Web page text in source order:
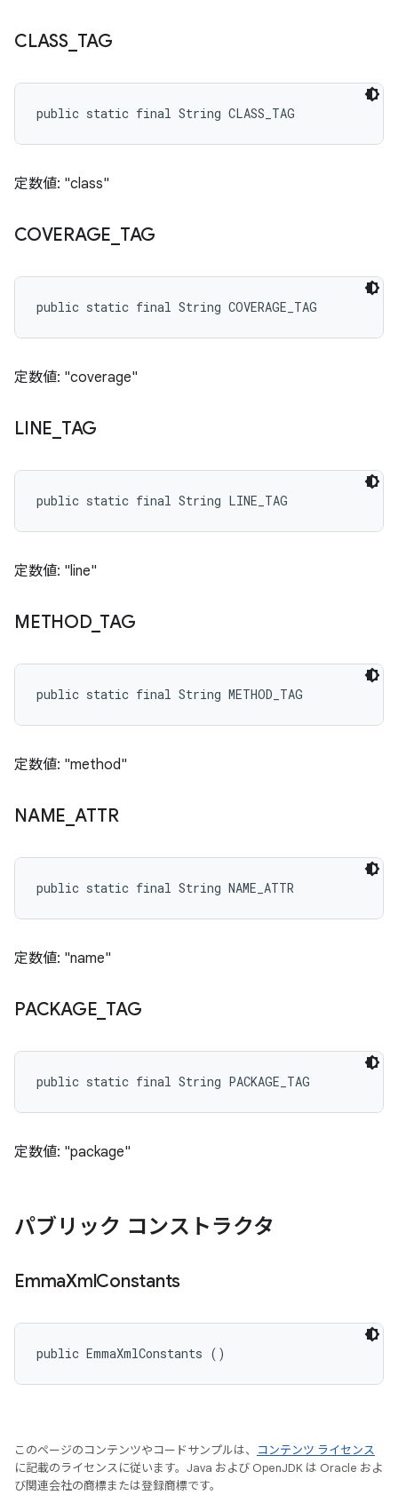
CLASS_ TAG
public static final String CLASS_TAG
定数値: "class"
COVERAGE TAG
public static final String COVERAGE_TAG
定数値: "coverage"
LINE TAG
public static final String LINE_TAG
定数値: "line"
METHOD_ TAG
public static final String METHOD_TAG
定数値: "method"
NAME ATTR
public static final String NAME_ATTR
定数値: "name"
PACKAGE TAG
public static final String PACKAGE_TAG
定数値: "package"
パブリック コンストラクタ
EmmaXmlConstants
public EmmaXmlConstants ()
このページのコンテンツやコードサンプルは、
コンテンツ ライセンス
に記載のライセンスに従います。Java および OpenJDK は Oracle およ
び関連会社の商標または登録商標です。